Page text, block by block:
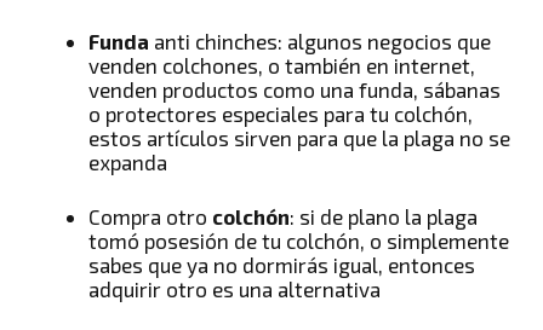
Funda anti chinches: algunos negocios que
venden colchones, o también en internet,
venden productos como una funda, sábanas
o protectores especiales para tu colchón,
estos artículos sirven para que la plaga no se
expanda
Compra otro colchón: si de plano la plaga
tomó posesión de tu colchón, o simplemente
sabes que ya no dormirás igual, entonces
adquirir otro es una alternativa